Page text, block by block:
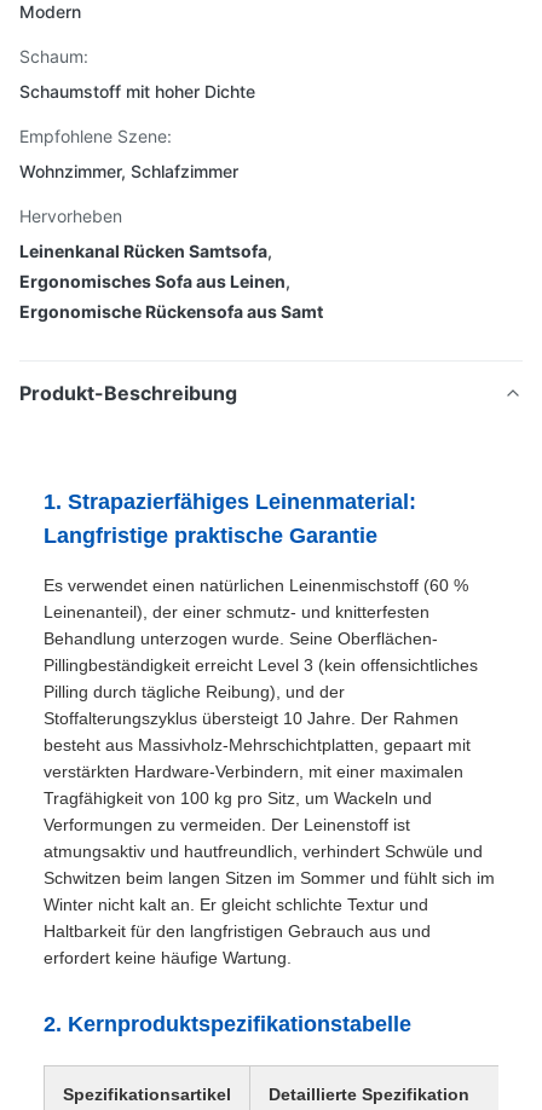
Modern
Schaum:
Schaumstoff mit hoher Dichte
Empfohlene Szene:
Wohnzimmer, Schlafzimmer
Hervorheben
Leinenkanal Rücken Samtsofa,
Ergonomisches Sofa aus Leinen,
Ergonomische Rückensofa aus Samt
Produkt-Beschreibung
1. Strapazierfähiges Leinenmaterial:
Langfristige praktische Garantie
Es verwendet einen natürlichen Leinenmischstoff (60 %
Leinenanteil), der einer schmutz- und knitterfesten
Behandlung unterzogen wurde. Seine Oberflächen-
Pillingbeständigkeit erreicht Level 3 (kein offensichtliches
Pilling durch tägliche Reibung), und der
Stoffalterungszyklus übersteigt 10 Jahre. Der Rahmen
besteht aus Massivholz-Mehrschichtplatten, gepaart mit
verstärkten Hardware-Verbindern, mit einer maximalen
Tragfähigkeit von 100 kg pro Sitz, um Wackeln und
Verformungen zu vermeiden. Der Leinenstoff ist
atmungsaktiv und hautfreundlich, verhindert Schwüle und
Schwitzen beim langen Sitzen im Sommer und fühlt sich im
Winter nicht kalt an. Er gleicht schlichte Textur und
Haltbarkeit für den langfristigen Gebrauch aus und
erfordert keine häufige Wartung.
2. Kernproduktspezifikationstabelle
Spezifikationsartikel Detaillierte Spezifikation